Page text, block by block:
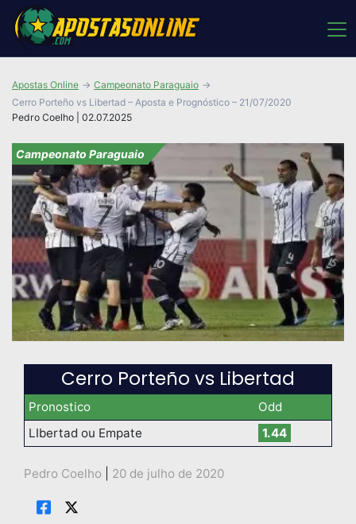
Pedro Coelho | 02.07.2025
Apostas Online
Campeonato Paraguaio
Cerro Porteño vs Libertad – Aposta e Prognóstico – 21/07/2020
Campeonato Paraguaio
Cerro Porteño vs Libertad
Pronostico
Odd
LIbertad ou Empate
1.44
Pedro Coelho 20 de julho de 2020